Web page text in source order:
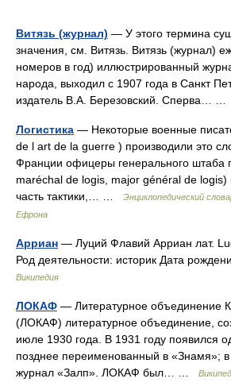
Витязь (журнал) — У этого термина
значения, см. Витязь. Витязь (журнал)
номеров в год) иллюстрированный
народа, выходил с 1907 года в Санкт
издатель В.А. Березовский. Сперва… …
Логистика — Некоторые военные
de l art de la guerre ) производили это
Франции офицеры генерального штаба
maréchal de logis, major général de
часть тактики,… …
Энциклопедический
Ефрона
Арриан — Луций Флавий Арриан лат.
Род деятельности: историк Дата
Википедия
ЛОКАФ — Литературное объединение
(ЛОКАФ) литературное объединение,
июле 1930 года. В 1931 году появился
позднее переименованный в «Знамя»;
журнал «Залп». ЛОКАФ был… …